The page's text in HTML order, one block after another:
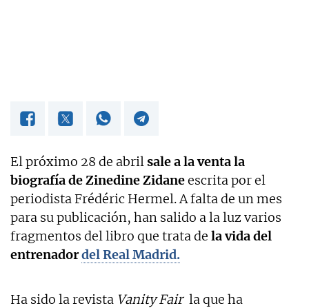
El próximo 28 de abrilsale a la venta la
biografía de Zinedine Zidaneescrita por el
periodista Frédéric Hermel. A falta de un mes
para su publicación, han salido a la luz varios
fragmentos del libro que trata de la vida del
entrenadordel Real Madrid.
Ha sido la revista Vanity Fair la que ha